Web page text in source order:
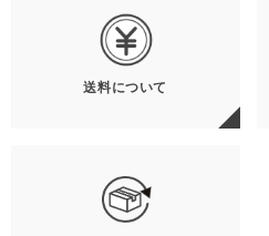
送料について